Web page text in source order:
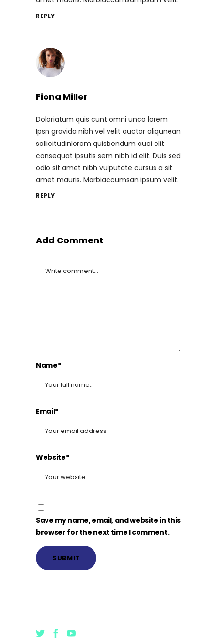
REPLY
Fiona Miller
Doloriatum quis cunt omni unco lorem
Ipsn gravida nibh vel velit auctor aliqunean
sollicitudinlorem quisbendum auci elit
consequat ipsutis sem nibh id elit. Duis sed
odio sit amet nibh vulputate cursus a sit
amet mauris. Morbiaccumsan ipsum velit.
REPLY
Add Comment
Name*
Email*
Website*
Save my name, email, and website in this
browser for the next time I comment.